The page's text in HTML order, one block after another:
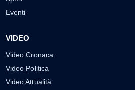
Eventi
VIDEO
Video Cronaca
Video Politica
Video Attualità